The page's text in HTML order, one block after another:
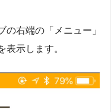
右端の「メニュー」
表示します。